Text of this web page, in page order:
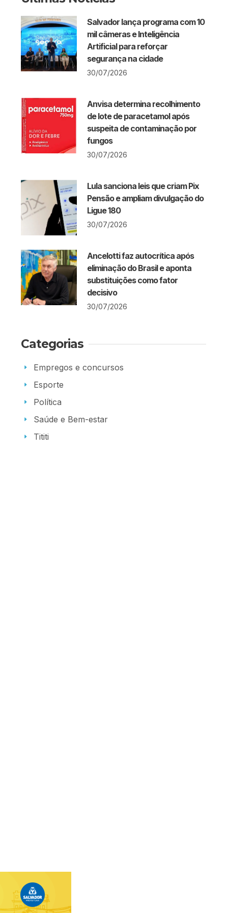
Salvador lança programa com 10
mil câmeras e Inteligência
Artificial para reforçar
segurança na cidade
30/07/2026
Anvisa determina recolhimento
de lote de paracetamol após
suspeita de contaminação por
fungos
30/07/2026
Lula sanciona leis que criam Pix
Pensão e ampliam divulgação do
Ligue 180
30/07/2026
Ancelotti faz autocrítica após
eliminação do Brasil e aponta
substituições como fator
decisivo
30/07/2026
Categorias
Empregos e concursos
Esporte
Política
Saúde e Bem-estar
Tititi